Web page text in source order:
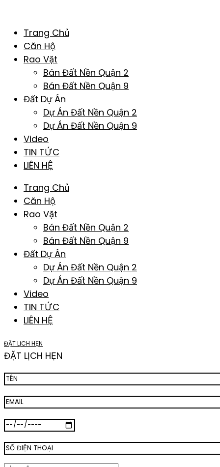
Trang Chủ
Căn Hộ
Rao Vặt
Bán Đất Nền Quận 2
Bán Đất Nền Quận 9
Đất Dự Án
Dự Án Đất Nền Quận 2
Dự Án Đất Nền Quận 9
Video
TIN TỨC
LIÊN HỆ
Trang Chủ
Căn Hộ
Rao Vặt
Bán Đất Nền Quận 2
Bán Đất Nền Quận 9
Đất Dự Án
Dự Án Đất Nền Quận 2
Dự Án Đất Nền Quận 9
Video
TIN TỨC
LIÊN HỆ
ĐẶT LỊCH HẸN
ĐẶT LỊCH HẸN